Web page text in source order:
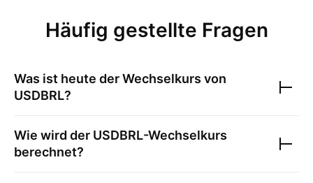
Häufig gestellte Fragen
Was ist heute der Wechselkurs von
USDBRL?
Wie wird der USDBRL-Wechselkurs
berechnet?